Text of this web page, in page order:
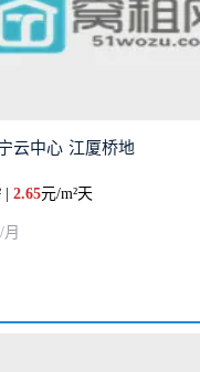
云中心 江厦桥地
| 2.65元/m²天
/月